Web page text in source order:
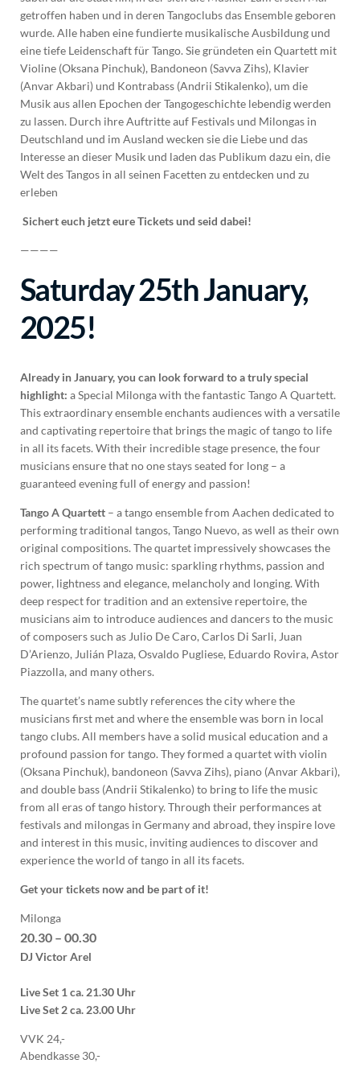
getroffen haben und in deren Tangoclubs das Ensemble geboren
wurde. Alle haben eine fundierte musikalische Ausbildung und
eine tiefe Leidenschaft für Tango. Sie gründeten ein Quartett mit
Violine (Oksana Pinchuk), Bandoneon (Savva Zihs), Klavier
(Anvar Akbari) und Kontrabass (Andrii Stikalenko), um die
Musik aus allen Epochen der Tangogeschichte lebendig werden
zu lassen. Durch ihre Auftritte auf Festivals und Milongas in
Deutschland und im Ausland wecken sie die Liebe und das
Interesse an dieser Musik und laden das Publikum dazu ein, die
Welt des Tangos in all seinen Facetten zu entdecken und zu
erleben
Sichert euch jetzt eure Tickets und seid dabei!
————
Saturday 25th January,
2025!
Already in January, you can look forward to a truly special
highlight: a Special Milonga with the fantastic Tango A Quartett.
This extraordinary ensemble enchants audiences with a versatile
and captivating repertoire that brings the magic of tango to life
in all its facets. With their incredible stage presence, the four
musicians ensure that no one stays seated for long – a
guaranteed evening full of energy and passion!
Tango A Quartett – a tango ensemble from Aachen dedicated to
performing traditional tangos, Tango Nuevo, as well as their own
original compositions. The quartet impressively showcases the
rich spectrum of tango music: sparkling rhythms, passion and
power, lightness and elegance, melancholy and longing. With
deep respect for tradition and an extensive repertoire, the
musicians aim to introduce audiences and dancers to the music
of composers such as Julio De Caro, Carlos Di Sarli, Juan
D’Arienzo, Julián Plaza, Osvaldo Pugliese, Eduardo Rovira, Astor
Piazzolla, and many others.
The quartet’s name subtly references the city where the
musicians first met and where the ensemble was born in local
tango clubs. All members have a solid musical education and a
profound passion for tango. They formed a quartet with violin
(Oksana Pinchuk), bandoneon (Savva Zihs), piano (Anvar Akbari),
and double bass (Andrii Stikalenko) to bring to life the music
from all eras of tango history. Through their performances at
festivals and milongas in Germany and abroad, they inspire love
and interest in this music, inviting audiences to discover and
experience the world of tango in all its facets.
Get your tickets now and be part of it! ️
Milonga
20.30 – 00.30
DJ Victor Arel
Live Set 1 ca. 21.30 Uhr
Live Set 2 ca. 23.00 Uhr
VVK 24,-
Abendkasse 30,-